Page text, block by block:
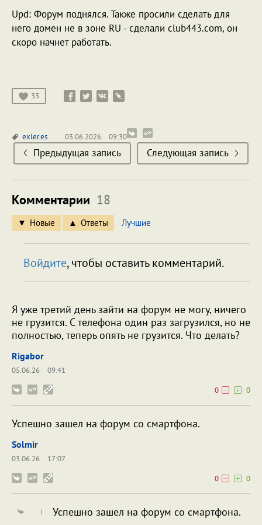
Upd: Форум поднялся. Также просили сделать для
него домен не в зоне RU - сделали club443.com, он
скоро начнет работать.
33
exler.es 03.06.2026 09:30
Предыдущая запись Следующая запись
Комментарии 18
Новые Ответы Лучшие
Войдите, чтобы оставить комментарий.
Я уже третий день зайти на форум не могу, ничего
не грузится. С телефона один раз загрузился, но не
полностью, теперь опять не грузится. Что делать?
Rigabor
05.06.26
09:41
0
0
Успешно зашел на форум со смартфона.
Solmir
03.06.26
17:07
0
0
Успешно зашел на форум со смартфона.